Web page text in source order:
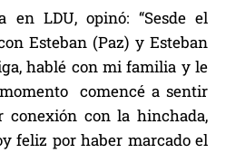
en LDU, opinó: “Sesde el
Esteban (Paz) y Esteban
hablé con mi familia y le
comencé a sentir
conexión con la hinchada,
feliz por haber marcado el